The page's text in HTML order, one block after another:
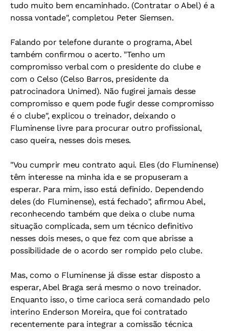
tudo muito bem encaminhado. (Contratar o Abel) é a
nossa vontade", completou Peter Siemsen.
Falando por telefone durante o programa, Abel
também confirmou o acerto. "Tenho um
compromisso verbal com o presidente do clube e
com o Celso (Celso Barros, presidente da
patrocinadora Unimed). Não fugirei jamais desse
compromisso e quem pode fugir desse compromisso
é o clube", explicou o treinador, deixando o
Fluminense livre para procurar outro profissional,
caso queira, nesses dois meses.
"Vou cumprir meu contrato aqui. Eles (do Fluminense)
têm interesse na minha ida e se propuseram a
esperar. Para mim, isso está definido. Dependendo
deles (do Fluminense), está fechado", afirmou Abel,
reconhecendo também que deixa o clube numa
situação complicada, sem um técnico definitivo
nesses dois meses, o que fez com que abrisse a
possibilidade de o acordo ser rompido pelo clube.
Mas, como o Fluminense já disse estar disposto a
esperar, Abel Braga será mesmo o novo treinador.
Enquanto isso, o time carioca será comandado pelo
interino Enderson Moreira, que foi contratado
recentemente para integrar a comissão técnica